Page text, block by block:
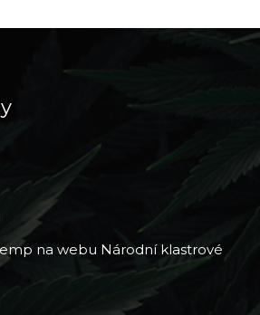
na webu Národní klastrové